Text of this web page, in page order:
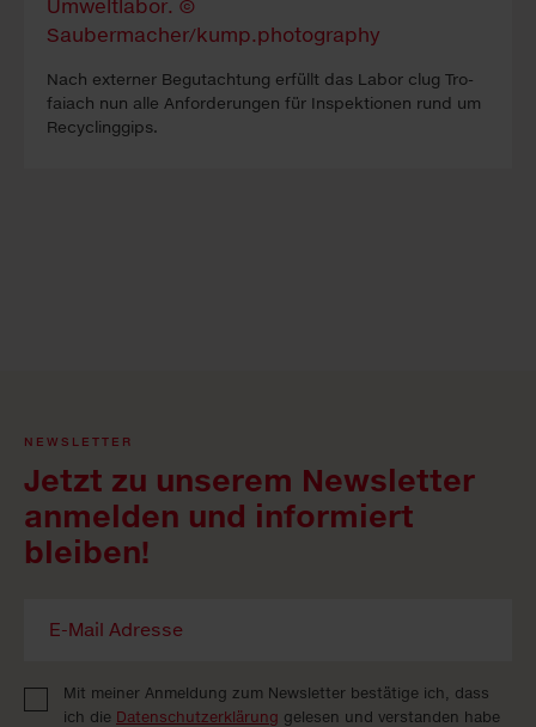
Nach ex­ter­ner Be­gutacht­ung erfüllt das La­bor clug Tro­
faiach nun alle An­forder­ung­en für In­spekt­ion­en rund um
Re­cyc­ling­gips.
NEWSLETTER
Jetzt zu unserem Newsletter
anmelden und informiert
bleiben!
Mit meiner Anmeldung zum Newsletter bestätige ich, dass
ich die Datenschutzerklärung gelesen und verstanden habe